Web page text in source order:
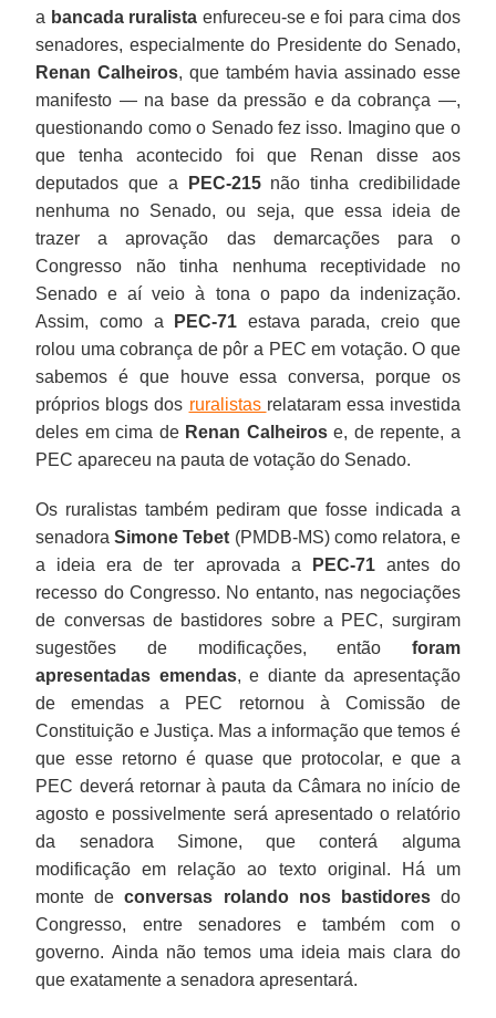
a bancada ruralista enfureceu-se e foi para cima dos
senadores, especialmente do Presidente do Senado,
Renan Calheiros, que também havia assinado esse
manifesto — na base da pressão e da cobrança —,
questionando como o Senado fez isso. Imagino que o
que tenha acontecido foi que Renan disse aos
deputados que a
PEC-215não tinha credibilidade
nenhuma no Senado, ou seja, que essa ideia de
trazer a aprovação das demarcações para o
Congresso não tinha nenhuma receptividade no
Senado e aí veio à tona o papo da indenização.
Assim, como a
PEC-71 estava parada, creio que
rolou uma cobrança de pôr a PEC em votação. O que
sabemos é que houve essa conversa, porque os
próprios blogs dos ruralistas relataram essa investida
deles em cima de Renan Calheirose, de repente, a
PEC apareceu na pauta de votação do Senado.
Os ruralistas também pediram que fosse indicada a
senadoraSimone Tebet (PMDB-MS) como relatora, e
a ideia era de ter aprovada a
PEC-71antes do
recesso do Congresso. No entanto, nas negociações
de conversas de bastidores sobre a PEC, surgiram
sugestões de modificações, então foram
apresentadas emendas, e diante da apresentação
de emendas a PEC retornou à Comissão de
Constituição e Justiça. Mas a informação que temos é
que esse retorno é quase que protocolar, e que a
PEC deverá retornar à pauta da Câmara no início de
agosto e possivelmente será apresentado o relatório
da senadora Simone, que conterá alguma
modificação em relação ao texto original. Há um
monte deconversas rolando nos bastidoresdo
Congresso, entre senadores e também com o
governo. Ainda não temos uma ideia mais clara do
que exatamente a senadora apresentará.